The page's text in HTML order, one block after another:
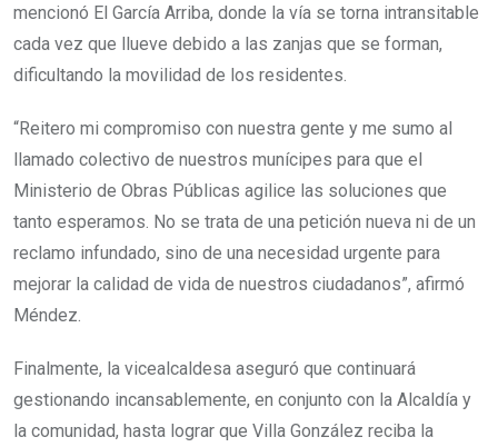
mencionó El García Arriba, donde la vía se torna intransitable
cada vez que llueve debido a las zanjas que se forman,
dificultando la movilidad de los residentes.
“Reitero mi compromiso con nuestra gente y me sumo al
llamado colectivo de nuestros munícipes para que el
Ministerio de Obras Públicas agilice las soluciones que
tanto esperamos. No se trata de una petición nueva ni de un
reclamo infundado, sino de una necesidad urgente para
mejorar la calidad de vida de nuestros ciudadanos”, afirmó
Méndez.
Finalmente, la vicealcaldesa aseguró que continuará
gestionando incansablemente, en conjunto con la Alcaldía y
la comunidad, hasta lograr que Villa González reciba la